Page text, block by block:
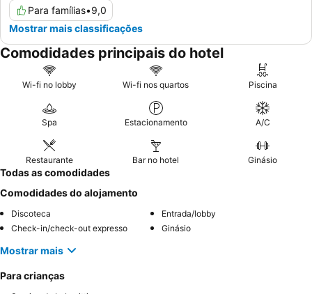
Para famílias•9,0
Mostrar mais classificações
Comodidades principais do hotel
Wi-fi no lobby Wi-fi nos quartos Piscina
Spa Estacionamento A/C
Restaurante Bar no hotel Ginásio
Todas as comodidades
Comodidades do alojamento
Discoteca
Entrada/lobby
Check-in/check-out expresso
Ginásio
Mostrar mais
Para crianças